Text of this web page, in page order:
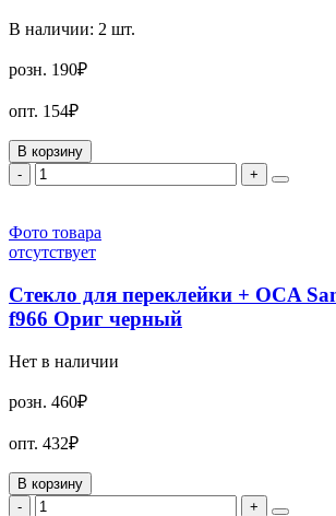
В наличии: 2 шт.
розн. 190₽
опт. 154₽
В корзину
-
+
Фото товара
отсутствует
Стекло для переклейки + OCA
f966 Ориг черный
Нет в наличии
розн. 460₽
опт. 432₽
В корзину
-
+